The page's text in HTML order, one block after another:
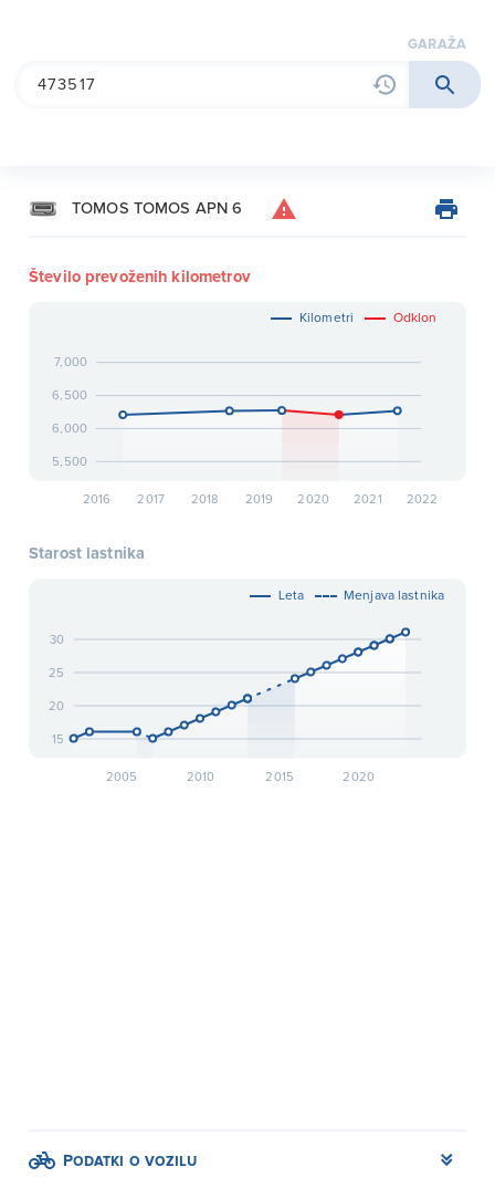
garaža
TOMOS TOMOS APN 6
Število prevoženih kilometrov
Kilometri Odklon
2016 2017 2018 2019 2020 2021 2022
5,500
6,000
6,500
7,000
Starost lastnika
Leta Menjava lastnika
2005 2010 2015 2020
15
20
25
30
Podatki o vozilu